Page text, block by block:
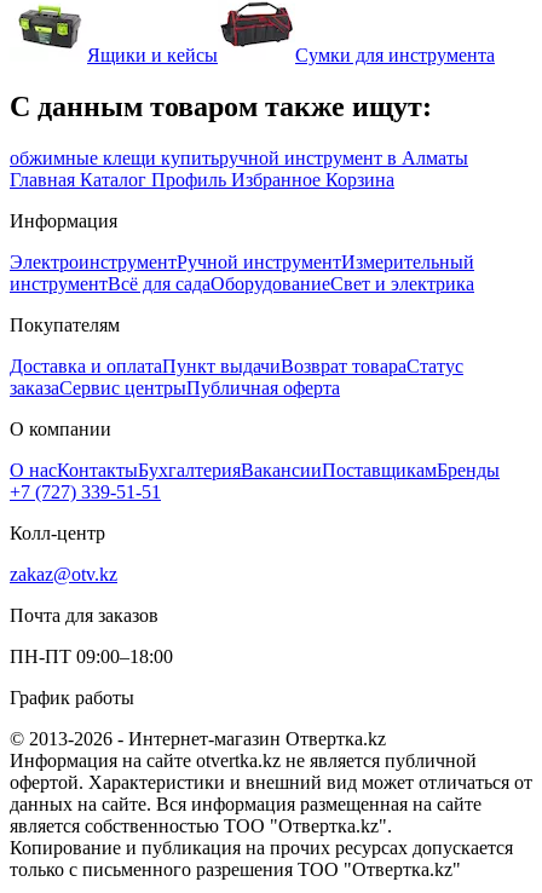
Ящики и кейсы Сумки для инструмента
С данным товаром также ищут:
обжимные клещи купитьручной инструмент в Алматы
Главная Каталог Профиль Избранное Корзина
Информация
ЭлектроинструментРучной инструментИзмерительный
инструментВсё для садаОборудованиеСвет и электрика
Покупателям
Доставка и оплатаПункт выдачиВозврат товараСтатус
заказаСервис центрыПубличная оферта
О компании
О насКонтактыБухгалтерияВакансииПоставщикамБренды
+7 (727) 339-51-51
Колл-центр
zakaz@otv.kz
Почта для заказов
ПН-ПТ 09:00–18:00
График работы
© 2013-2026 - Интернет-магазин Отвертка.kz
Информация на сайте otvertka.kz не является публичной
офертой. Характеристики и внешний вид может отличаться от
данных на сайте. Вся информация размещенная на сайте
является собственностью ТОО "Отвертка.kz".
Копирование и публикация на прочих ресурсах допускается
только с письменного разрешения ТОО "Отвертка.kz"